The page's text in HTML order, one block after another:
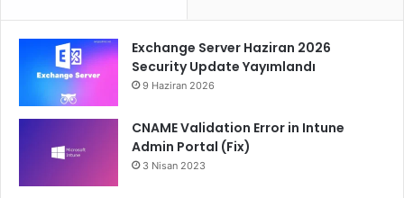
Exchange Server Haziran 2026
Security Update Yayımlandı
9 Haziran 2026
CNAME Validation Error in Intune
Admin Portal (Fix)
3 Nisan 2023